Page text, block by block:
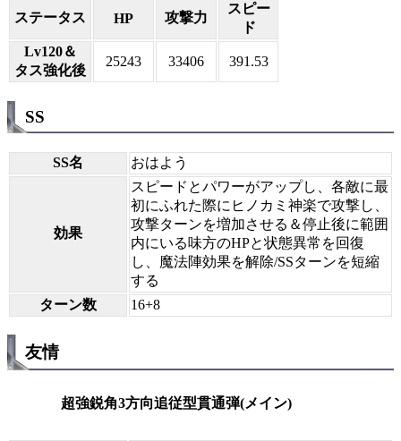
ステータス HP 攻撃力
スピー
ド
Lv120＆
タス強化後
25243 33406 391.53
SS
SS名 おはよう
効果
スピードとパワーがアップし、各敵に最
初にふれた際にヒノカミ神楽で攻撃し、
攻撃ターンを増加させる＆停止後に範囲
内にいる味方のHPと状態異常を回復
し、魔法陣効果を解除/SSターンを短縮
する
ターン数
16+8
友情
超強鋭角3方向追従型貫通弾(メイン)